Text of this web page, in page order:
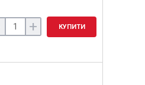
+ КУПИТИ